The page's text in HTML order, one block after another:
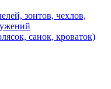
зонтов, чехлов,
санок, кроваток)